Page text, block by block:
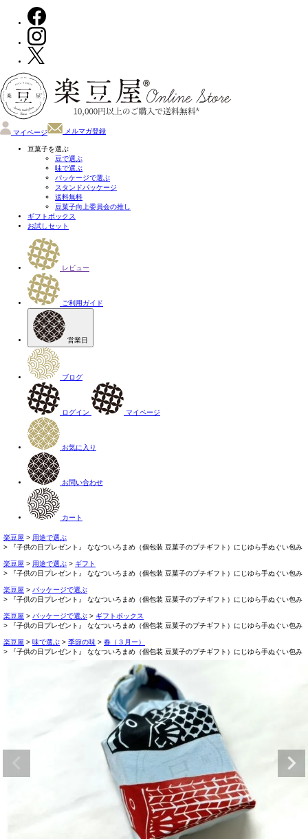
マイページ メルマガ登録
豆菓子を選ぶ
豆で選ぶ
味で選ぶ
パッケージで選ぶ
スタンドパッケージ
送料無料
豆菓子向上委員会の推し
ギフトボックス
お試しセット
レビュー
ご利用ガイド
営業日
ブログ
ログイン マイページ
お気に入り
お問い合わせ
カート
楽豆屋
用途で選ぶ
『子供の日プレゼント』 ななついろまめ（個包装 豆菓子のプチギフト）にじゆら手ぬぐい包み
楽豆屋 用途で選ぶ
ギフト
『子供の日プレゼント』 ななついろまめ（個包装 豆菓子のプチギフト）にじゆら手ぬぐい包み
楽豆屋
パッケージで選ぶ
『子供の日プレゼント』 ななついろまめ（個包装 豆菓子のプチギフト）にじゆら手ぬぐい包み
楽豆屋 パッケージで選ぶ
ギフトボックス
『子供の日プレゼント』 ななついろまめ（個包装 豆菓子のプチギフト）にじゆら手ぬぐい包み
楽豆屋 味で選ぶ 季節の味
春（３月ー）
『子供の日プレゼント』 ななついろまめ（個包装 豆菓子のプチギフト）にじゆら手ぬぐい包み